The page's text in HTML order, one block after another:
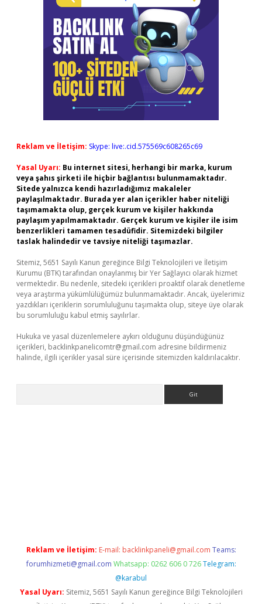
Reklam ve İletişim: Skype: live:.cid.575569c608265c69
Yasal Uyarı: Bu internet sitesi, herhangi bir marka, kurum
veya şahıs şirketi ile hiçbir bağlantısı bulunmamaktadır.
Sitede yalnızca kendi hazırladığımız makaleler
paylaşılmaktadır. Burada yer alan içerikler haber niteliği
taşımamakta olup, gerçek kurum ve kişiler hakkında
paylaşım yapılmamaktadır. Gerçek kurum ve kişiler ile isim
benzerlikleri tamamen tesadüfidir. Sitemizdeki bilgiler
taslak halindedir ve tavsiye niteliği taşımazlar.
Sitemiz, 5651 Sayılı Kanun gereğince Bilgi Teknolojileri ve İletişim
Kurumu (BTK) tarafından onaylanmış bir Yer Sağlayıcı olarak hizmet
vermektedir. Bu nedenle, sitedeki içerikleri proaktif olarak denetleme
veya araştırma yükümlülüğümüz bulunmamaktadır. Ancak, üyelerimiz
yazdıkları içeriklerin sorumluluğunu taşımakta olup, siteye üye olarak
bu sorumluluğu kabul etmiş sayılırlar.
Hukuka ve yasal düzenlemelere aykırı olduğunu düşündüğünüz
içerikleri, backlinkpanelicomtr@gmail.com adresine bildirmeniz
halinde, ilgili içerikler yasal süre içerisinde sitemizden kaldırılacaktır.
Reklam ve İletişim: E-mail: backlinkpaneli@gmail.com Teams:
forumhizmeti@gmail.com Whatsapp: 0262 606 0 726 Telegram:
@karabul
Yasal Uyarı: Sitemiz, 5651 Sayılı Kanun gereğince Bilgi Teknolojileri